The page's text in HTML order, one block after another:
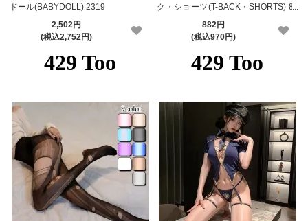
ドール(BABYDOLL) 2319
2,502円
(税込2,752円)
ク・ショーツ(T-BACK・SHORTS) 87
882円
(税込970円)